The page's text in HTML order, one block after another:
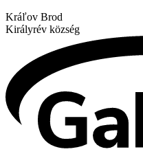
Kráľov Brod
Királyrév község